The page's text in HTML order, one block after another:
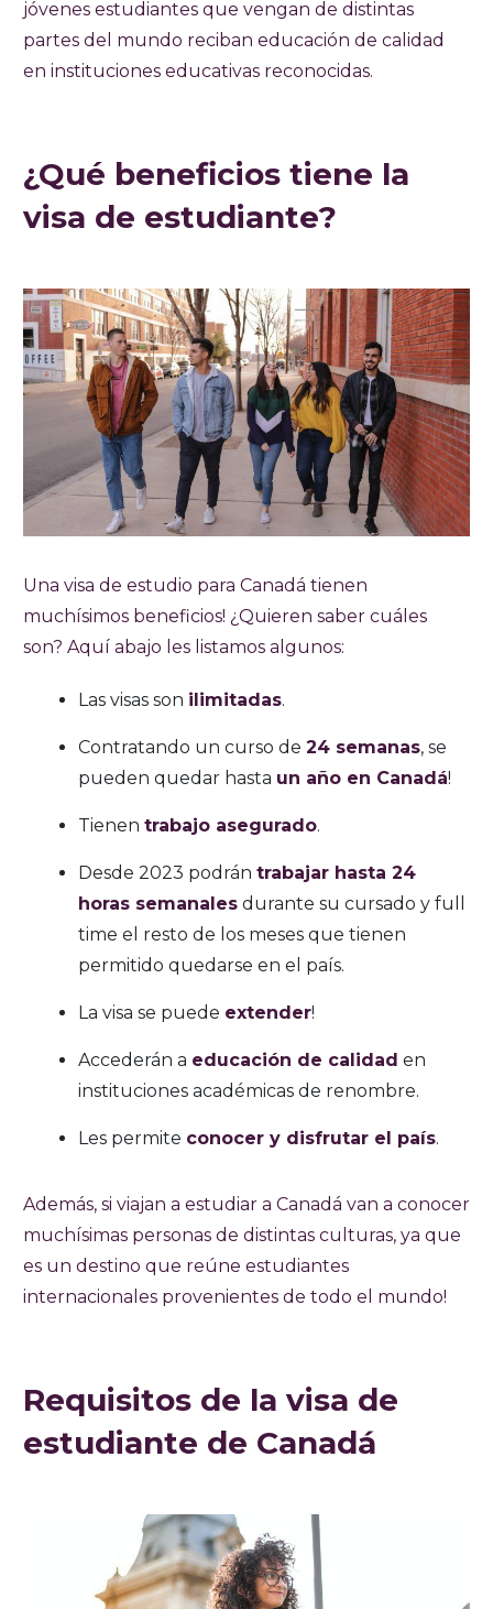
jóvenes estudiantes que vengan de distintas
partes del mundo reciban educación de calidad
en instituciones educativas reconocidas.
¿Qué beneficios tiene la
visa de estudiante?
Una visa de estudio para Canadá tienen
muchísimos beneficios! ¿Quieren saber cuáles
son? Aquí abajo les listamos algunos:
Las visas son ilimitadas.
Contratando un curso de 24 semanas, se
pueden quedar hasta un año en Canadá!
Tienen trabajo asegurado.
Desde 2023 podrán trabajar hasta 24
horas semanales durante su cursado y full
time el resto de los meses que tienen
permitido quedarse en el país.
La visa se puede extender!
Accederán a educación de calidad en
instituciones académicas de renombre.
Les permite conocer y disfrutar el país.
Además, si viajan a estudiar a Canadá van a conocer
muchísimas personas de distintas culturas, ya que
es un destino que reúne estudiantes
internacionales provenientes de todo el mundo!
Requisitos de la visa de
estudiante de Canadá